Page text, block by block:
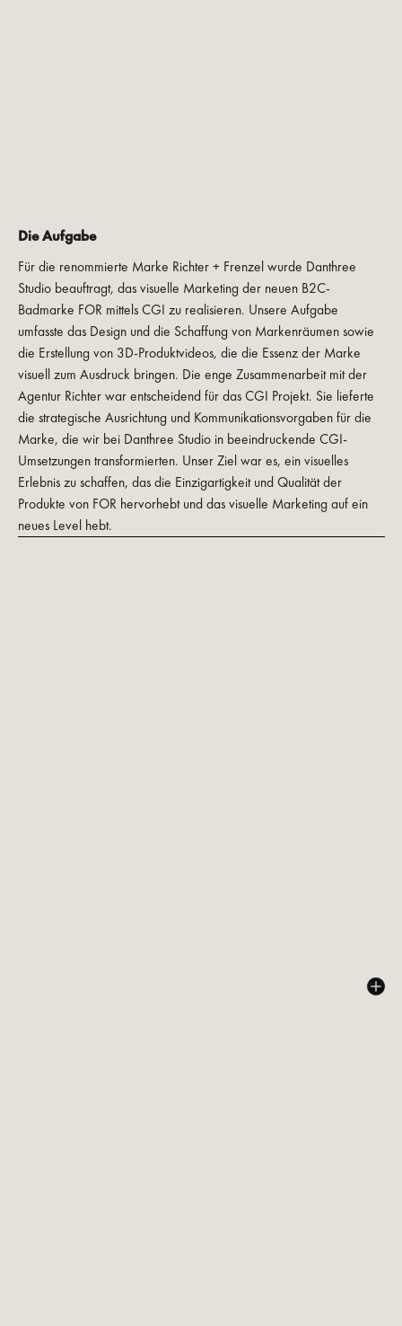
Die Aufgabe
Für die renommierte Marke Richter + Frenzel wurde Danthree
Studio beauftragt, das visuelle Marketing der neuen B2C-
Badmarke FOR mittels CGI zu realisieren. Unsere Aufgabe
umfasste das Design und die Schaffung von Markenräumen sowie
die Erstellung von 3D-Produktvideos, die die Essenz der Marke
visuell zum Ausdruck bringen. Die enge Zusammenarbeit mit der
Agentur Richter war entscheidend für das CGI Projekt. Sie lieferte
die strategische Ausrichtung und Kommunikationsvorgaben für die
Marke, die wir bei Danthree Studio in beeindruckende CGI-
Umsetzungen transformierten. Unser Ziel war es, ein visuelles
Erlebnis zu schaffen, das die Einzigartigkeit und Qualität der
Produkte von FOR hervorhebt und das visuelle Marketing auf ein
neues Level hebt.